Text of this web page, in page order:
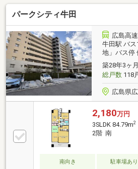
まとめる住宅ローン】引越し
ーンに組入可能☆頭金・諸費用
相談ください♪車等の個人ロー
払いを減額☆◇◆西洋トラス
ーンに不安がある方、一度断ら
談ください・ご自宅までの送迎
連絡下さい・他社で掲載されて
て資料をお送りします！
パークシティ牛田
広島高
牛田駅 バ
地」バス停
築28年3ヶ
総戸数118
広島県
2,180万円
3SLDK 84.79m2
2階 南
南向き 駐車場あり